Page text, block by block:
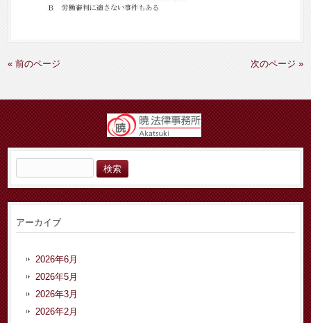
« 前のページ 次のページ »
索:
アーカイブ
2026年6月
2026年5月
2026年3月
2026年2月